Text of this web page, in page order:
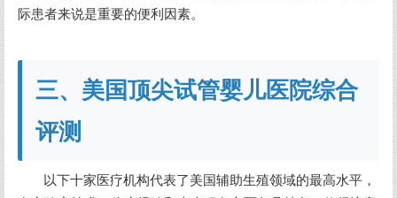
际患者来说是重要的便利因素。
三、美国顶尖试管婴儿医院综合
评测
以下十家医疗机构代表了美国辅助生殖领域的最高水平，